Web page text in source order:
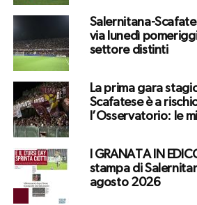
Salernitana-
via lunedì
settore distinti
La prima gara
Scafatese è a
l’Osservatorio: le
I GRANATA IN
stampa di
agosto 2026